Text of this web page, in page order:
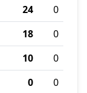
24
0
18
0
10
0
0
0